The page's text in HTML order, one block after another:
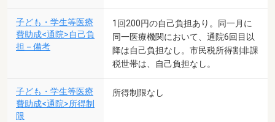
子ども・学生等医療
費助成<通院>自己負
担－備考
1回200円の自己負担あり。同一月に
同一医療機関において、通院6回目以
降は自己負担なし。市民税所得割非課
税世帯は、自己負担なし。
子ども・学生等医療
費助成<通院>所得制
限
所得制限なし